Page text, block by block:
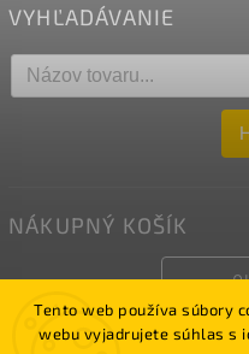
Tento web používa súbory
webu vyjadrujete súhlas s
VYHĽADÁVANIE
NÁKUPNÝ KOŠÍK
0